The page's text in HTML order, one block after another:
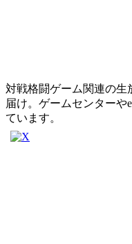
対戦格闘ゲーム関連の生
届け。ゲームセンターや
ています。